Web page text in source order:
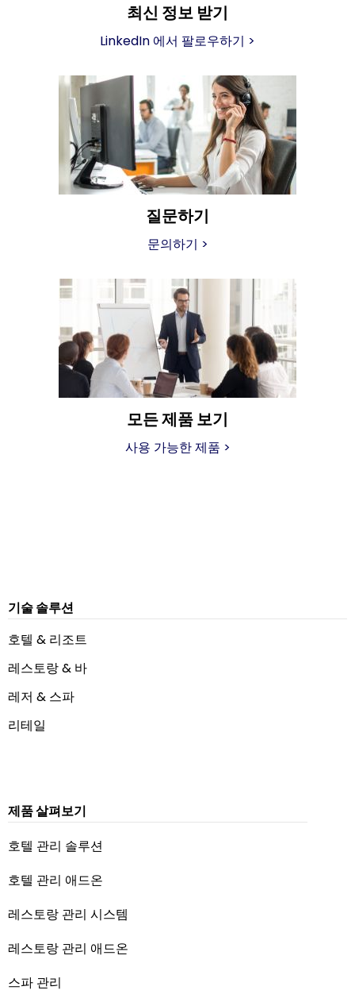
최신 정보 받기
LinkedIn 에서 팔로우하기 >
질문하기
문의하기 >
모든 제품 보기
사용 가능한 제품 >
기술 솔루션
호텔 & 리조트
레스토랑 & 바
레저 & 스파
리테일
제품 살펴보기
호텔 관리 솔루션
호텔 관리 애드온
레스토랑 관리 시스템
레스토랑 관리 애드온
스파 관리